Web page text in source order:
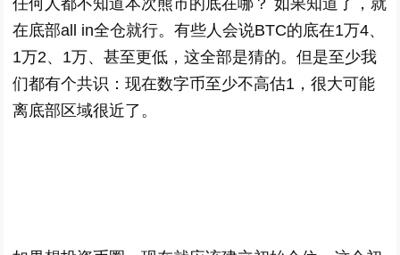
任何人都不知道本次熊市的底在哪？ 如果知道了，就
在底部all in全仓就行。有些人会说BTC的底在1万4、
1万2、1万、甚至更低，这全部是猜的。但是至少我
们都有个共识：现在数字币至少不高估1，很大可能
离底部区域很近了。